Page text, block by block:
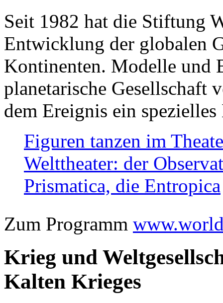
Seit 1982 hat die Stiftung
Entwicklung der globalen
Kontinenten. Modelle und
planetarische Gesellschaft
dem Ereignis ein
Figuren tanzen im
Welttheater: der
Prismatica, die Entropica
Zum Programm
Krieg und
Kalten Krieges